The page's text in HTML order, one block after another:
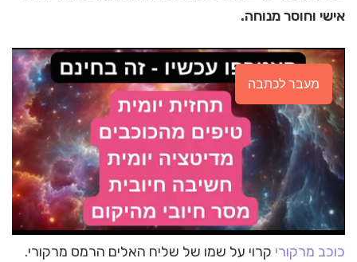
אישי וחוסר מנוחה.
מעבר לכתבה
כוכב מרקורי קרוי על שמו של שליח האלים הרמס מרקורי.